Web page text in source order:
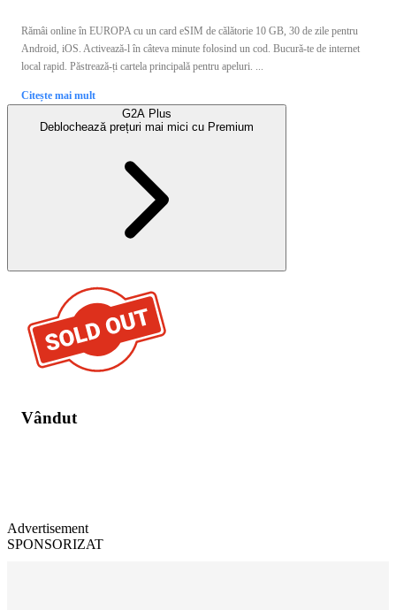
Rămâi online în EUROPA cu un card eSIM de călătorie 10 GB, 30 de zile pentru
Android, iOS. Activează-l în câteva minute folosind un cod. Bucură-te de internet
local rapid. Păstrează-ți cartela principală pentru apeluri. ...
Citește mai mult
G2A Plus
Deblochează prețuri mai mici cu Premium
Vândut
Advertisement
SPONSORIZAT